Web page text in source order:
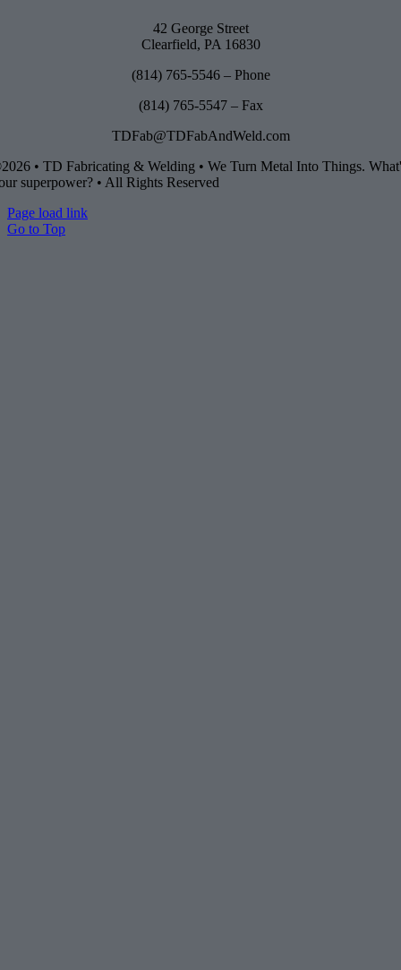
42 George Street
Clearfield, PA 16830
(814) 765-5546 – Phone
(814) 765-5547 – Fax
TDFab@TDFabAndWeld.com
• TD Fabricating & Welding • We Turn Metal Into Things.
superpower? • All Rights Reserved
Page load link
Go to Top